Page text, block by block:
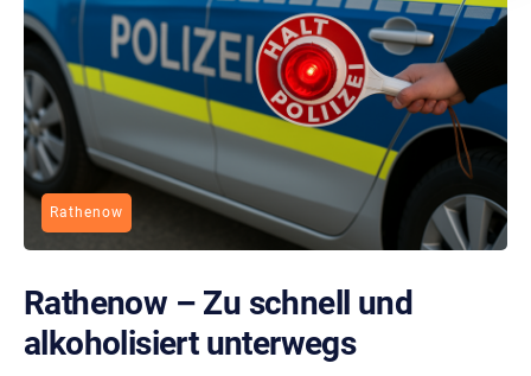
Rathenow
Rathenow – Zu schnell und
alkoholisiert unterwegs